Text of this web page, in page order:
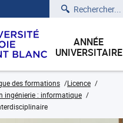
Rechercher
ANNÉE
UNIVERSITAIRE
des formations
Licence
ingénierie : informatique